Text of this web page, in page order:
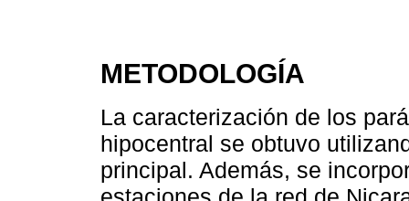
METODOLOGÍA
La caracterización de los
hipocentral se obtuvo
principal. Además, se